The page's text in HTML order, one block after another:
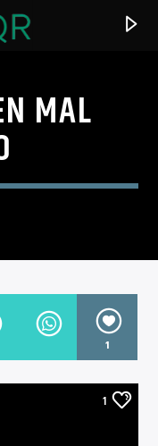
MAL
1
1